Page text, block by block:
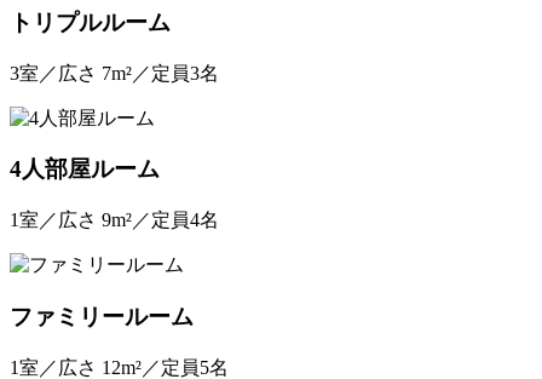
トリプルルーム
3室／広さ 7m²／定員3名
4人部屋ルーム
1室／広さ 9m²／定員4名
ファミリールーム
1室／広さ 12m²／定員5名